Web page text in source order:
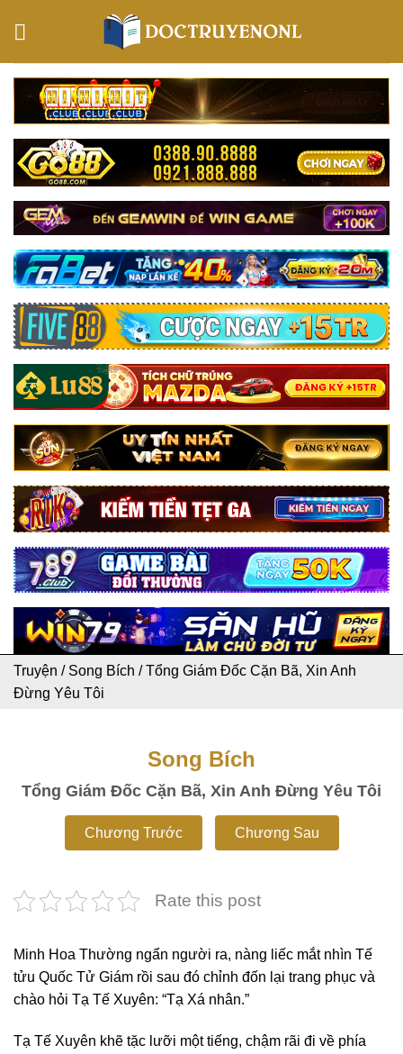
Truyện / Song Bích /Tổng Giám Đốc Cặn Bã, Xin Anh
Đừng Yêu Tôi
Song Bích
Tổng Giám Đốc Cặn Bã, Xin Anh Đừng Yêu Tôi
Chương Trước Chương Sau
Rate this post
Minh Hoa Thường ngẩn người ra, nàng liếc mắt nhìn Tế
tửu Quốc Tử Giám rồi sau đó chỉnh đốn lại trang phục và
chào hỏi Tạ Tế Xuyên: “Tạ Xá nhân.”
Tạ Tế Xuyên khẽ tặc lưỡi một tiếng, chậm rãi đi về phía